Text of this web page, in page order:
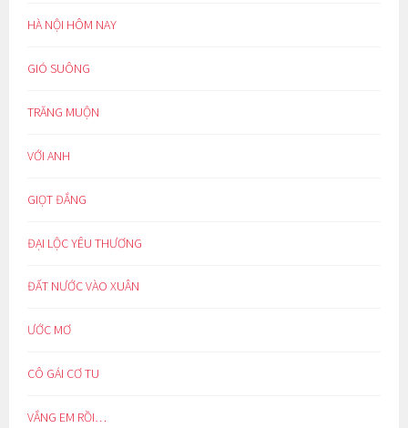
HÀ NỘI HÔM NAY
GIÓ SUÔNG
TRĂNG MUỘN
VỚI ANH
GIỌT ĐẮNG
ĐẠI LỘC YÊU THƯƠNG
ĐẤT NƯỚC VÀO XUÂN
ƯỚC MƠ
CÔ GÁI CƠ TU
VẮNG EM RỒI…